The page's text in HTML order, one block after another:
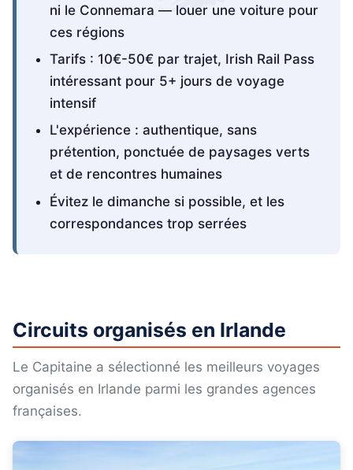
ni le Connemara — louer une voiture pour
ces régions
Tarifs : 10€-50€ par trajet, Irish Rail Pass
intéressant pour 5+ jours de voyage
intensif
L'expérience : authentique, sans
prétention, ponctuée de paysages verts
et de rencontres humaines
Évitez le dimanche si possible, et les
correspondances trop serrées
Circuits organisés en Irlande
Le Capitaine a sélectionné les meilleurs voyages
organisés en Irlande parmi les grandes agences
françaises.